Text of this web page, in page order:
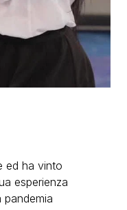
ed ha vinto
esperienza